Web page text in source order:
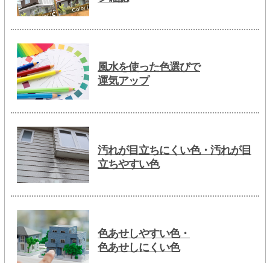
風水を使った色選びで
運気アップ
汚れが目立ちにくい色・汚れが目
立ちやすい色
色あせしやすい色・
色あせしにくい色